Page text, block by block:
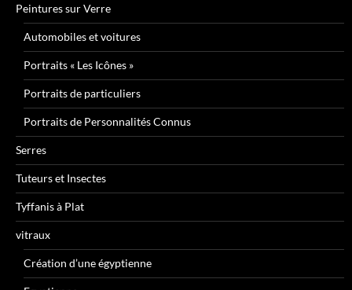
Peintures sur Verre
Automobiles et voitures
Portraits « Les Icônes »
Portraits de particuliers
Portraits de Personnalités Connus
Serres
Tuteurs et Insectes
Tyffanis à Plat
vitraux
Création d’une égyptienne